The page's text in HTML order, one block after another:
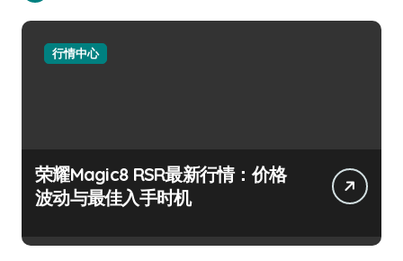
行情中心
荣耀Magic8 RSR最新行情：价格
波动与最佳入手时机